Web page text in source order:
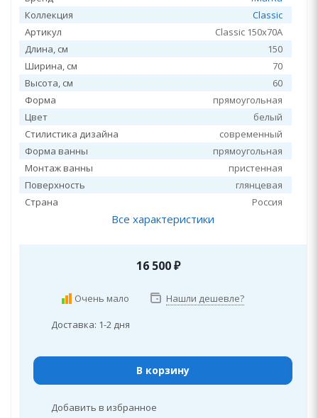
Коллекция
Classic
Артикул
Classic 150х70A
Длина, см
150
Ширина, см
70
Высота, см
60
Форма
прямоугольная
Цвет
белый
Стилистика дизайна
современный
Форма ванны
прямоугольная
Монтаж ванны
пристенная
Поверхность
глянцевая
Страна
Россия
Все характеристики
16 500₽
Очень мало Нашли дешевле?
Доставка: 1-2 дня
В корзину
Добавить в избранное